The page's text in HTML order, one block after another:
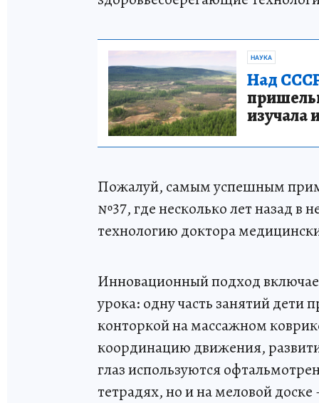
НАУКА
Над
изучала
Пожалуй, самым успешным
№37, где несколько лет назад в
технологию доктора
Инновационный подход
урока: одну часть занятий дети
конторкой на массажном
координацию движения,
глаз используются
тетрадях, но и на меловой